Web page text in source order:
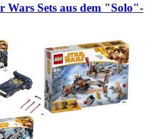
Wars Sets aus dem "Solo"-